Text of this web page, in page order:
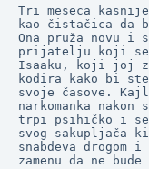
Tri meseca
kao čistačica
Ona pruža novu i
prijatelju koji se
Isaaku, koji joj
kodira kako bi
svoje časove.
narkomanka
trpi psihičko i
svog sakupljača
snabdeva
zamenu da ne